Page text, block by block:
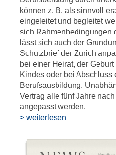
können z. B. als sinnvoll
eingeleitet und begleitet
sich Rahmenbedingungen
lässt sich auch der
Schutzbrief der Zurich
bei einer Heirat, der
Kindes oder bei Abschluss
Berufsausbildung.
Vertrag alle fünf Jahre
angepasst werden.
> weiterlesen